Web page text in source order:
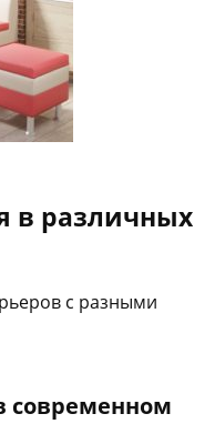
в различных
с разными
современном